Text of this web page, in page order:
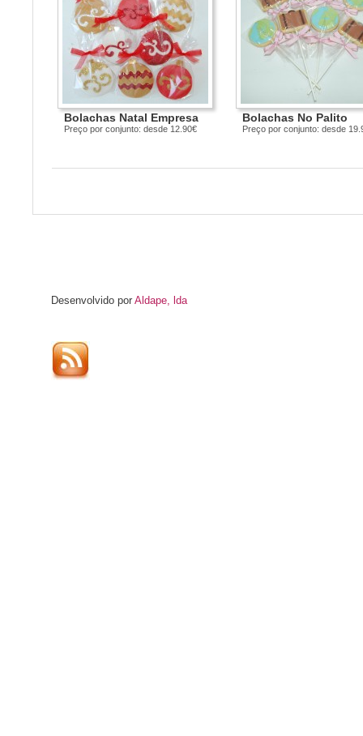
Bolachas Natal Empresa
Preço por conjunto: desde 12.90€
Bolachas No Palito
Preço por conjunto: desde
Desenvolvido por Aldape, lda